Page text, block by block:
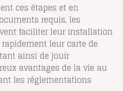
ces étapes et en
requis, les
faciliter leur installation
leur carte de
ainsi de jouir
avantages de la vie au
les réglementations